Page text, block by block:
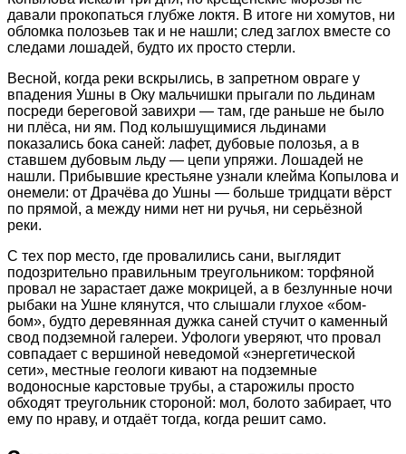
давали прокопаться глубже локтя. В итоге ни хомутов, ни
обломка полозьев так и не нашли; след заглох вместе со
следами лошадей, будто их просто стерли.
Весной, когда реки вскрылись, в запретном овраге у
впадения Ушны в Оку мальчишки прыгали по льдинам
посреди береговой завихри — там, где раньше не было
ни плёса, ни ям. Под колышущимися льдинами
показались бока саней: лафет, дубовые полозья, а в
ставшем дубовым льду — цепи упряжи. Лошадей не
нашли. Прибывшие крестьяне узнали клейма Копылова и
онемели: от Драчёва до Ушны — больше тридцати вёрст
по прямой, а между ними нет ни ручья, ни серьёзной
реки.
С тех пор место, где провалились сани, выглядит
подозрительно правильным треугольником: торфяной
провал не зарастает даже мокрицей, а в безлунные ночи
рыбаки на Ушне клянутся, что слышали глухое «бом-
бом», будто деревянная дужка саней стучит о каменный
свод подземной галереи. Уфологи уверяют, что провал
совпадает с вершиной неведомой «энергетической
сети», местные геологи кивают на подземные
водоносные карстовые трубы, а старожилы просто
обходят треугольник стороной: мол, болото забирает, что
ему по нраву, и отдаёт тогда, когда решит само.